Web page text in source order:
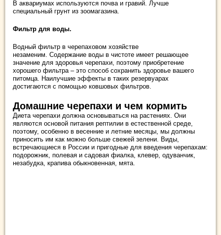
В аквариумах используются почва и гравий. Лучше
специальный грунт из зоомагазина.
Фильтр для воды.
Водный фильтр в черепаховом хозяйстве
незаменим. Содержание воды в чистоте имеет решающее
значение для здоровья черепахи, поэтому приобретение
хорошего фильтра – это способ сохранить здоровье вашего
питомца. Наилучшие эффекты в таких резервуарах
достигаются с помощью ковшовых фильтров.
Домашние черепахи и чем кормить
Диета черепахи должна основываться на растениях. Они
являются основой питания рептилии в естественной среде,
поэтому, особенно в весенние и летние месяцы, мы должны
приносить им как можно больше свежей зелени. Виды,
встречающиеся в России и пригодные для введения черепахам:
подорожник, полевая и садовая фиалка, клевер, одуванчик,
незабудка, крапива обыкновенная, мята.